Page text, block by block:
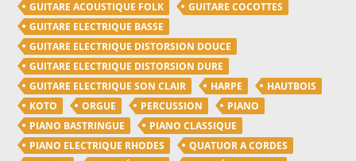
GUITARE ACOUSTIQUE FOLK
GUITARE COCOTTES
GUITARE ELECTRIQUE BASSE
GUITARE ELECTRIQUE DISTORSION DOUCE
GUITARE ELECTRIQUE DISTORSION DURE
GUITARE ELECTRIQUE SON CLAIR
HARPE
HAUTBOIS
KOTO
ORGUE PERCUSSION
PIANO
PIANO BASTRINGUE
PIANO CLASSIQUE
PIANO ELECTRIQUE RHODES
QUATUOR A CORDES